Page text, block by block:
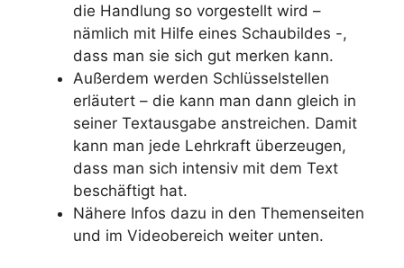
die Handlung so vorgestellt wird –
nämlich mit Hilfe eines Schaubildes -,
dass man sie sich gut merken kann.
Außerdem werden Schlüsselstellen
erläutert – die kann man dann gleich in
seiner Textausgabe anstreichen. Damit
kann man jede Lehrkraft überzeugen,
dass man sich intensiv mit dem Text
beschäftigt hat.
Nähere Infos dazu in den Themenseiten
und im Videobereich weiter unten.